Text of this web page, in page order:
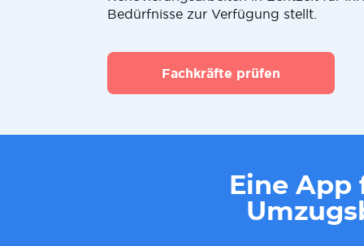
Bedürfnisse zur Verfügung stellt.
Fachkräfte prüfen
Eine